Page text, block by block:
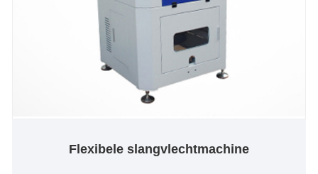
Flexibele slangvlechtmachine